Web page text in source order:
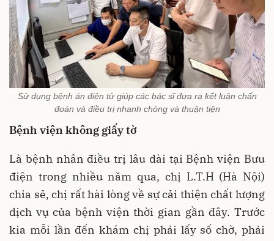
Sử dụng bệnh án điện tử giúp các bác sĩ đưa ra kết luận chẩn
đoán và điều trị nhanh chóng và thuận tiện
Bệnh viện không giấy tờ
Là bệnh nhân điều trị lâu dài tại Bệnh viện Bưu
điện trong nhiều năm qua, chị L.T.H (Hà Nội)
chia sẻ, chị rất hài lòng về sự cải thiện chất lượng
dịch vụ của bệnh viện thời gian gần đây. Trước
kia mỗi lần đến khám chị phải lấy số chờ, phải